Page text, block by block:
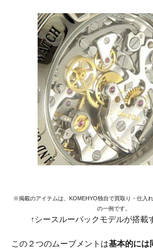
※掲載のアイテムは、KOMEHYO独自で買取り・仕入
の一例です。
↑シースルーバックモデルが搭載
この２つのムーブメントは基本的には